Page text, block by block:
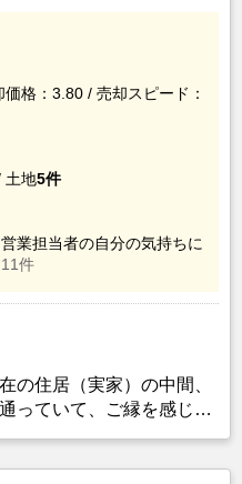
格：3.80 / 売却スピード：
土地5件
営業担当者の自分の気持ちに
件
の住居（実家）の中間、
っていて、ご縁を感じて